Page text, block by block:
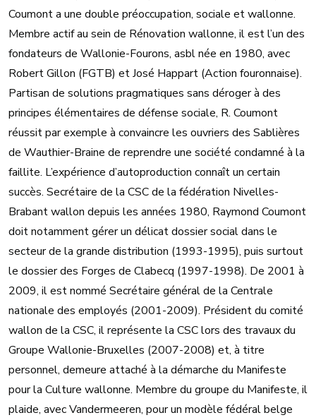
Coumont a une double préoccupation, sociale et wallonne.
Membre actif au sein de Rénovation wallonne, il est l’un des
fondateurs de Wallonie-Fourons, asbl née en 1980, avec
Robert Gillon (FGTB) et José Happart (Action fouronnaise).
Partisan de solutions pragmatiques sans déroger à des
principes élémentaires de défense sociale, R. Coumont
réussit par exemple à convaincre les ouvriers des Sablières
de Wauthier-Braine de reprendre une société condamné à la
faillite. L’expérience d’autoproduction connaît un certain
succès. Secrétaire de la CSC de la fédération Nivelles-
Brabant wallon depuis les années 1980, Raymond Coumont
doit notamment gérer un délicat dossier social dans le
secteur de la grande distribution (1993-1995), puis surtout
le dossier des Forges de Clabecq (1997-1998). De 2001 à
2009, il est nommé Secrétaire général de la Centrale
nationale des employés (2001-2009). Président du comité
wallon de la CSC, il représente la CSC lors des travaux du
Groupe Wallonie-Bruxelles (2007-2008) et, à titre
personnel, demeure attaché à la démarche du Manifeste
pour la Culture wallonne. Membre du groupe du Manifeste, il
plaide, avec Vandermeeren, pour un modèle fédéral belge